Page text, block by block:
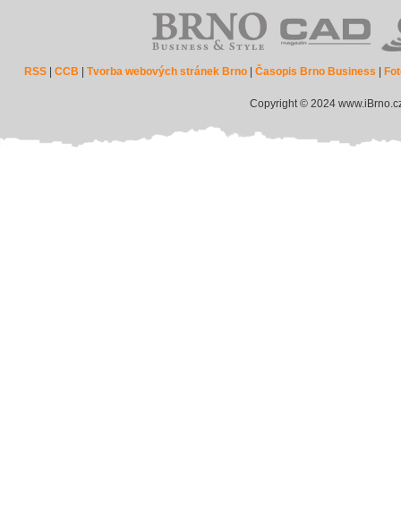
RSS |CCB |Tvorba webových stránek Brno |Časopis Brno Business
Copyright © 2024